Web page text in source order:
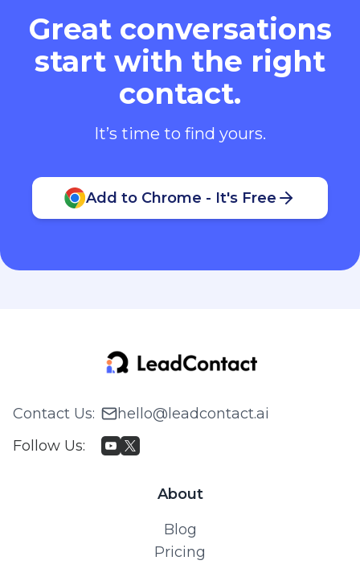
Great conversations
start with the right
contact.
It’s time to find yours.
Add to Chrome - It's Free
Contact Us:
hello@leadcontact.ai
Follow Us:
About
Blog
Pricing